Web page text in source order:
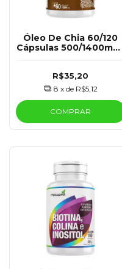
Óleo De Chia 60/120
Cápsulas 500/1400mg -
R$35,20
8 x de R$5,12
COMPRAR